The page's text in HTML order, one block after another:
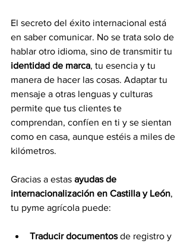
El secreto del éxito internacional está
en saber comunicar. No se trata solo de
hablar otro idioma, sino de transmitir tu
identidad de marca, tu esencia y tu
manera de hacer las cosas. Adaptar tu
mensaje a otras lenguas y culturas
permite que tus clientes te
comprendan, confíen en ti y se sientan
como en casa, aunque estéis a miles de
kilómetros.
Gracias a estas ayudas de
internacionalización en Castilla y León,
tu pyme agrícola puede:
Traducir documentos de registro y